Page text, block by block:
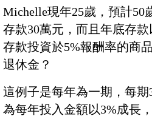
Michelle現年25歲，預計50
存款30萬元，而且年底存
存款投資於5%報酬率的商
退休金？
這例子是每年為一期，每
為每年投入金額以3%成長